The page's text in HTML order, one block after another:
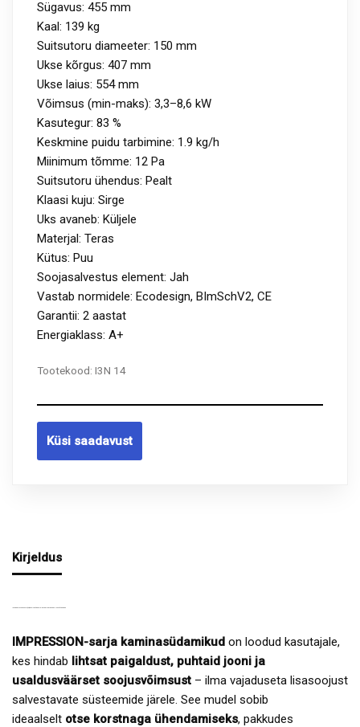
Sügavus: 455 mm
Kaal: 139 kg
Suitsutoru diameeter: 150 mm
Ukse kõrgus: 407 mm
Ukse laius: 554 mm
Võimsus (min-maks): 3,3–8,6 kW
Kasutegur: 83 %
Keskmine puidu tarbimine: 1.9 kg/h
Miinimum tõmme: 12 Pa
Suitsutoru ühendus: Pealt
Klaasi kuju: Sirge
Uks avaneb: Küljele
Materjal: Teras
Kütus: Puu
Soojasalvestus element: Jah
Vastab normidele: Ecodesign, BImSchV2, CE
Garantii: 2 aastat
Energiaklass: A+
Tootekood: I3N 14
Küsi saadavust
Kirjeldus
IMPRESSION-sarja kaminasüdamikud on loodud kasutajale,
kes hindab lihtsat paigaldust, puhtaid jooni ja
usaldusväärset soojusvõimsust – ilma vajaduseta lisasoojust
salvestavate süsteemide järele. See mudel sobib
ideaalselt otse korstnaga ühendamiseks, pakkudes